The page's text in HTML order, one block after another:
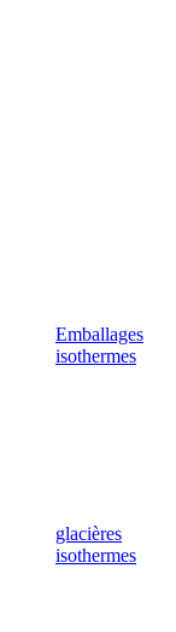
Emballages
isothermes
glacières
isothermes